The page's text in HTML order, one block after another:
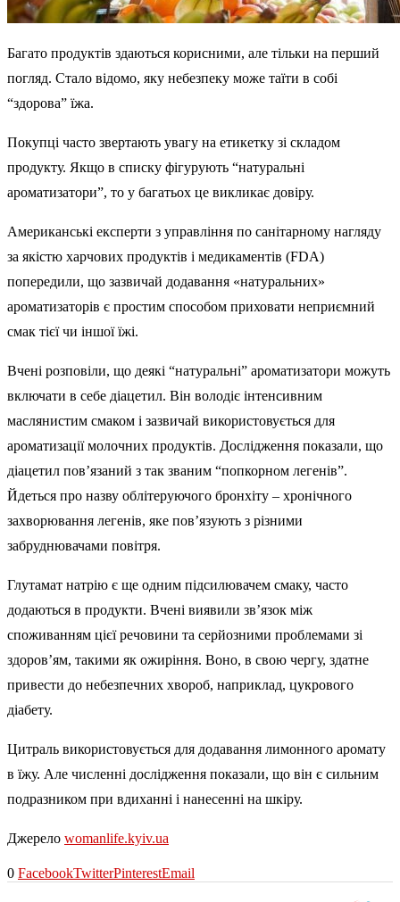
Багато продуктів здаються корисними, але тільки на перший
погляд. Стало відомо, яку небезпеку може таїти в собі
“здорова” їжа.
Покупці часто звертають увагу на етикетку зі складом
продукту. Якщо в списку фігурують “натуральні
ароматизатори”, то у багатьох це викликає довіру.
Американські експерти з управління по санітарному нагляду
за якістю харчових продуктів і медикаментів (FDA)
попередили, що зазвичай додавання «натуральних»
ароматизаторів є простим способом приховати неприємний
смак тієї чи іншої їжі.
Вчені розповіли, що деякі “натуральні” ароматизатори можуть
включати в себе діацетил. Він володіє інтенсивним
маслянистим смаком і зазвичай використовується для
ароматизації молочних продуктів. Дослідження показали, що
діацетил пов’язаний з так званим “попкорном легенів”.
Йдеться про назву облітеруючого бронхіту – хронічного
захворювання легенів, яке пов’язують з різними
забруднювачами повітря.
Глутамат натрію є ще одним підсилювачем смаку, часто
додаються в продукти. Вчені виявили зв’язок між
споживанням цієї речовини та серйозними проблемами зі
здоров’ям, такими як ожиріння. Воно, в свою чергу, здатне
привести до небезпечних хвороб, наприклад, цукрового
діабету.
Цитраль використовується для додавання лимонного аромату
в їжу. Але численні дослідження показали, що він є сильним
подразником при вдиханні і нанесенні на шкіру.
Джерело womanlife.kyiv.ua
0 FacebookTwitterPinterestEmail